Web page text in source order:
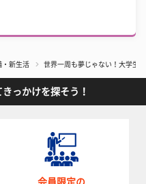
・新生活 世界一周も夢じゃない！大学生
っかけを探そう！